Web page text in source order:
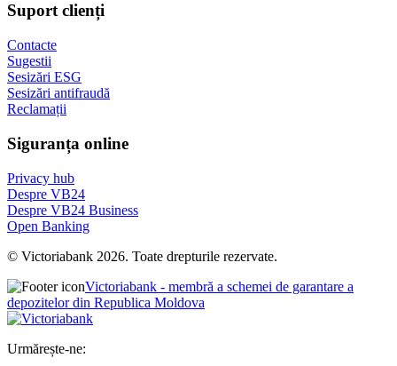
Suport clienți
Contacte
Sugestii
Sesizări ESG
Sesizări antifraudă
Reclamații
Siguranța online
Privacy hub
Despre VB24
Despre VB24 Business
Open Banking
© Victoriabank 2026. Toate drepturile rezervate.
Victoriabank - membră a schemei de garantare a
depozitelor din Republica Moldova
Urmărește-ne: